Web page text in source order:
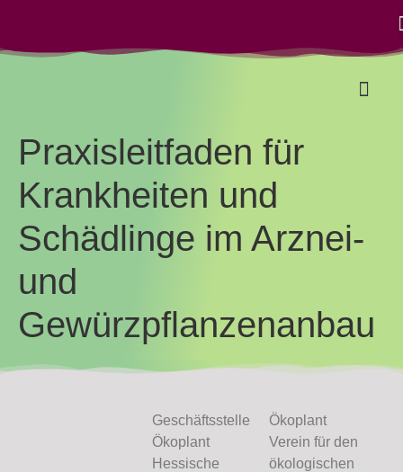
Praxisleitfaden für
Krankheiten und
Schädlinge im Arznei-
und
Gewürzpflanzenanbau
Geschäftsstelle
Ökoplant
Hessische
Ökoplant
Verein für den
ökologischen